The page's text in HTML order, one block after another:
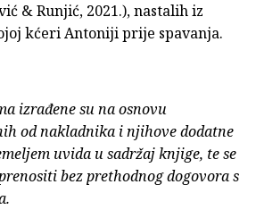
& Runjić, 2021.), nastalih iz
kćeri Antoniji prije spavanja.
izrađene su na osnovu
od nakladnika i njihove dodatne
uvida u sadržaj knjige, te se
bez prethodnog dogovora s